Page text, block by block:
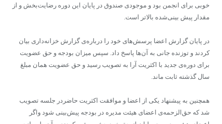
خوبی برای انجمن بود و موجودی صندوق در پایان این دوره رضایت‌بخش و از
مقدار پیش بینی‌شده بالاتر است.
در پایان گزارش اعضا پرسش‌های خود را درباره‌ی گزارش خزانه‌داری بیان
کردند و توزنده جانی به آن‌ها پاسخ داد. سپس میزان بودجه و حق عضویت
برای دوره‌ی جدید با اکثریت آرا به تصویب رسید و حق عضویت همان مبلغ
سال گذشته ثابت ماند.
همچنین به پیشنهاد یکی از اعضا و موافقت اکثریت حاضردر جلسه تصویب
شد که حق‌الزحمه‌ی اعضای هیئت مدیره در بودجه پیش‌بینی شود واگر